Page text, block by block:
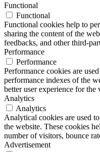
Functional
Functional
Functional cookies help to
sharing the content of the
feedbacks, and other third-
Performance
Performance
Performance cookies are
performance indexes of the
better user experience for the
Analytics
Analytics
Analytical cookies are used
the website. These cookies
number of visitors, bounce
Advertisement